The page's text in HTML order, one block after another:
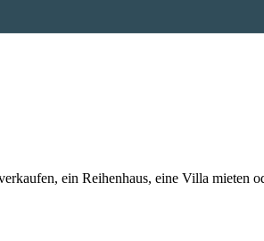
ein Reihenhaus, eine Villa mieten